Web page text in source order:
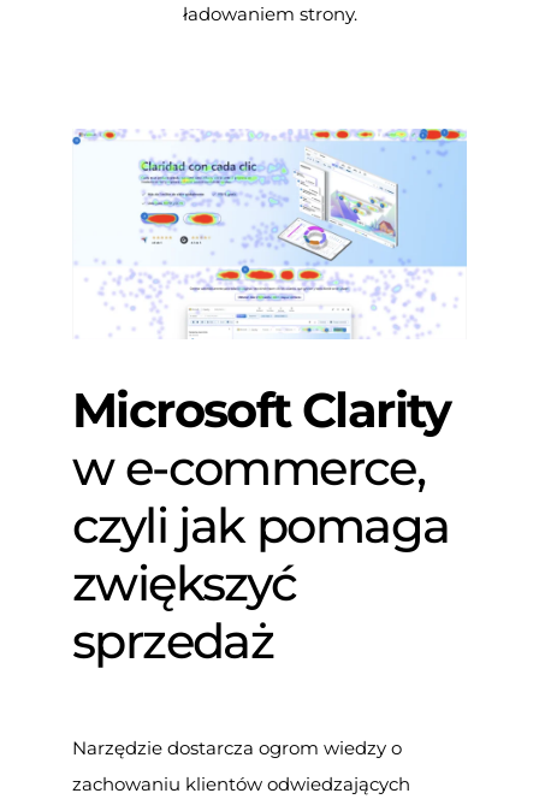
ładowaniem strony.
Microsoft Clarity
w e-commerce,
czyli jak pomaga
zwiększyć
sprzedaż
Narzędzie dostarcza ogrom wiedzy o
zachowaniu klientów odwiedzających